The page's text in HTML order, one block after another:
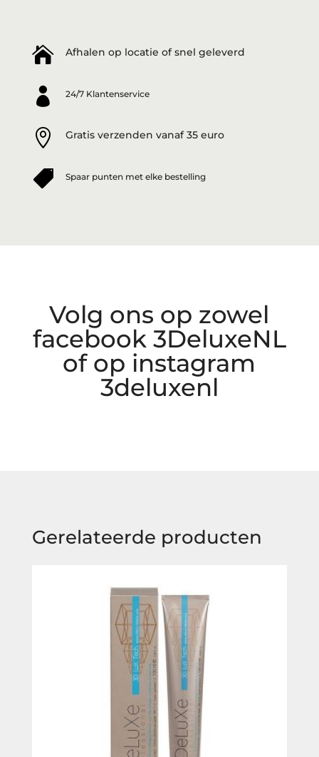
 Afhalen op locatie of snel geleverd
 24/7 Klantenservice
 Gratis verzenden vanaf 35 euro
 Spaar punten met elke bestelling
Volg ons op zowel
facebook 3DeluxeNL
of op instagram
3deluxenl
Gerelateerde producten